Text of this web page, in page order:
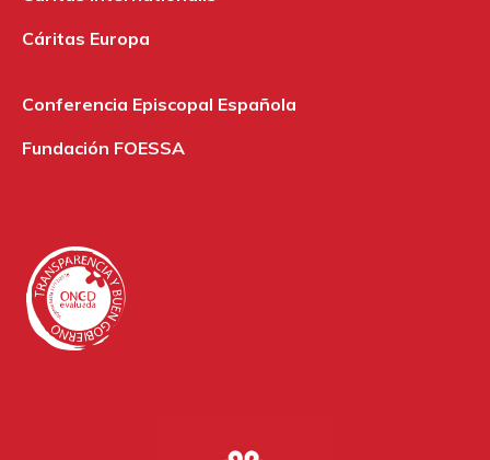
Cáritas Europa
Conferencia Episcopal Española
Fundación FOESSA